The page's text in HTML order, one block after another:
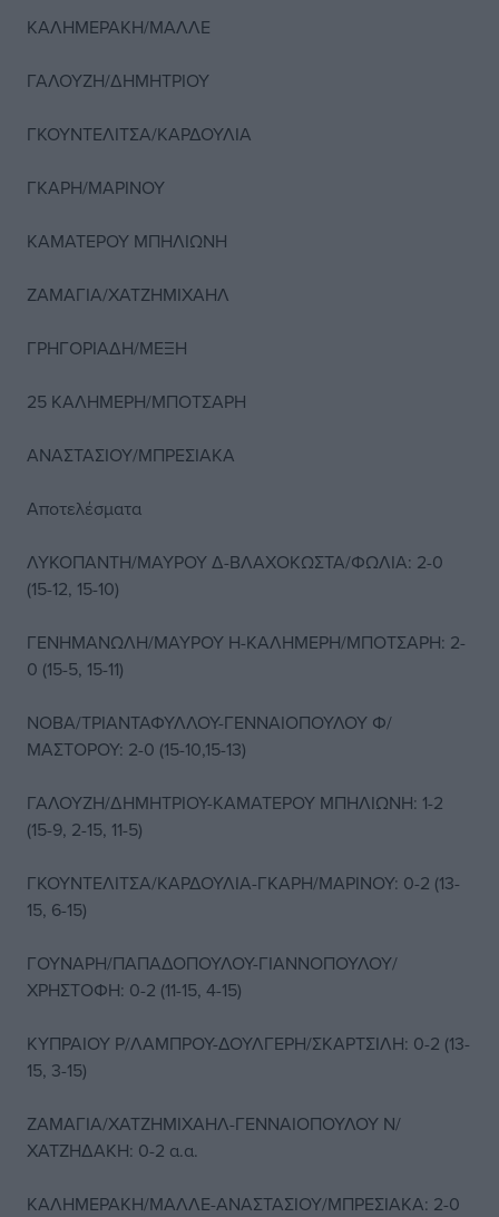
ΚΑΛΗΜΕΡΑΚΗ/ΜΑΛΛΕ
ΓΑΛΟΥΖΗ/ΔΗΜΗΤΡΙΟΥ
ΓΚΟΥΝΤΕΛΙΤΣΑ/ΚΑΡΔΟΥΛΙΑ
ΓΚΑΡΗ/ΜΑΡΙΝΟΥ
ΚΑΜΑΤΕΡΟΥ ΜΠΗΛΙΩΝΗ
ΖΑΜΑΓΙΑ/ΧΑΤΖΗΜΙΧΑΗΛ
ΓΡΗΓΟΡΙΑΔΗ/ΜΕΞΗ
25 ΚΑΛΗΜΕΡΗ/ΜΠΟΤΣΑΡΗ
ΑΝΑΣΤΑΣΙΟΥ/ΜΠΡΕΣΙΑΚΑ
Αποτελέσματα
ΛΥΚΟΠΑΝΤΗ/ΜΑΥΡΟΥ Δ-ΒΛΑΧΟΚΩΣΤΑ/ΦΩΛΙΑ: 2-0
(15-12, 15-10)
ΓΕΝΗΜΑΝΩΛΗ/ΜΑΥΡΟΥ Η-ΚΑΛΗΜΕΡΗ/ΜΠΟΤΣΑΡΗ: 2-
0 (15-5, 15-11)
ΝΟΒΑ/ΤΡΙΑΝΤΑΦΥΛΛΟΥ-ΓΕΝΝΑΙΟΠΟΥΛΟΥ Φ/
ΜΑΣΤΟΡΟΥ: 2-0 (15-10,15-13)
ΓΑΛΟΥΖΗ/ΔΗΜΗΤΡΙΟΥ-ΚΑΜΑΤΕΡΟΥ ΜΠΗΛΙΩΝΗ: 1-2
(15-9, 2-15, 11-5)
ΓΚΟΥΝΤΕΛΙΤΣΑ/ΚΑΡΔΟΥΛΙΑ-ΓΚΑΡΗ/ΜΑΡΙΝΟΥ: 0-2 (13-
15, 6-15)
ΓΟΥΝΑΡΗ/ΠΑΠΑΔΟΠΟΥΛΟΥ-ΓΙΑΝΝΟΠΟΥΛΟΥ/
ΧΡΗΣΤΟΦΗ: 0-2 (11-15, 4-15)
ΚΥΠΡΑΙΟΥ Ρ/ΛΑΜΠΡΟΥ-ΔΟΥΛΓΕΡΗ/ΣΚΑΡΤΣΙΛΗ: 0-2 (13-
15, 3-15)
ΖΑΜΑΓΙΑ/ΧΑΤΖΗΜΙΧΑΗΛ-ΓΕΝΝΑΙΟΠΟΥΛΟΥ Ν/
ΧΑΤΖΗΔΑΚΗ: 0-2 α.α.
ΚΑΛΗΜΕΡΑΚΗ/ΜΑΛΛΕ-ΑΝΑΣΤΑΣΙΟΥ/ΜΠΡΕΣΙΑΚΑ: 2-0